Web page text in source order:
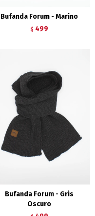
Bufanda Forum - Marino
$ 499
Bufanda Forum - Gris
Oscuro